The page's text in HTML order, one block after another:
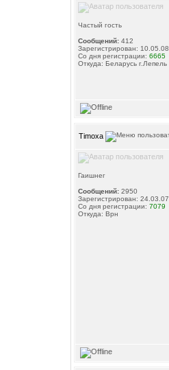
Частый гость
Сообщений: 412
Зарегистрирован: 10.05.08
Со дня регистрации: 6665
Откуда: Беларусь г.Лепель
Timoxa
Гаишнег
Сообщений: 2950
Зарегистрирован: 24.03.07
Со дня регистрации: 7079
Откуда: Врн